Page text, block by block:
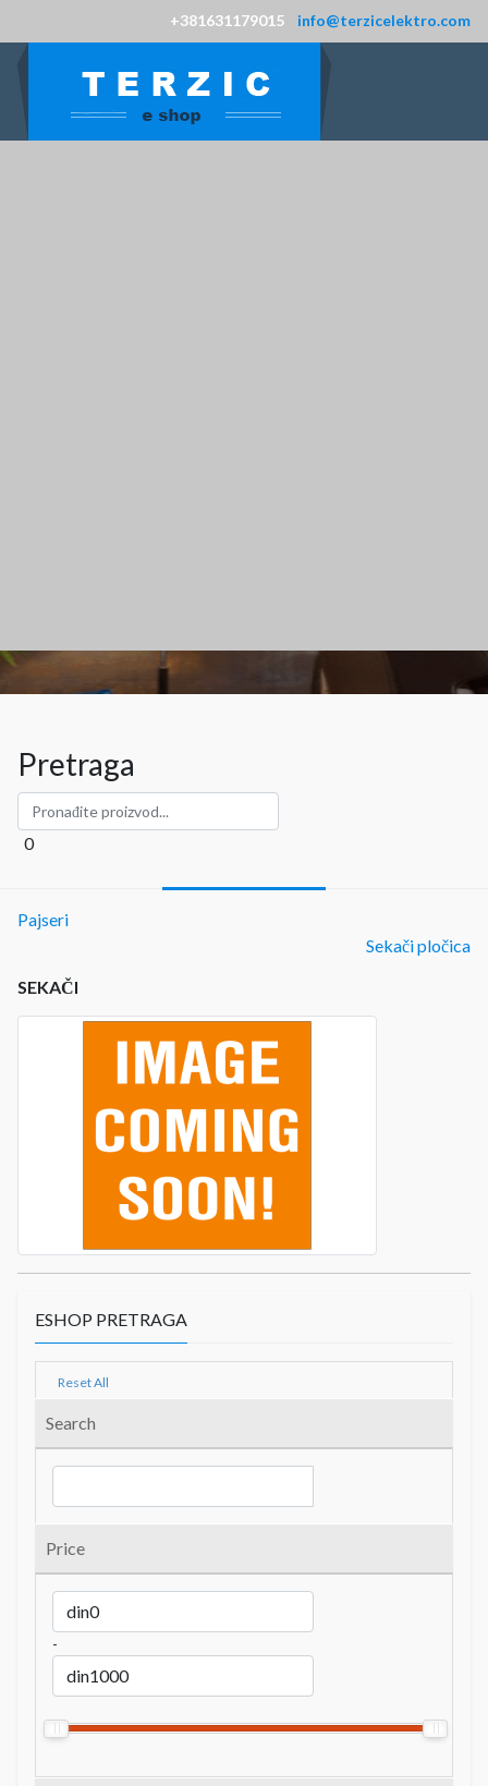
+381631179015 info@terzicelektro.com
Pretraga
0
Pajseri
Sekači pločica
SEKAČI
ESHOP PRETRAGA
Reset All
Search
Price
-